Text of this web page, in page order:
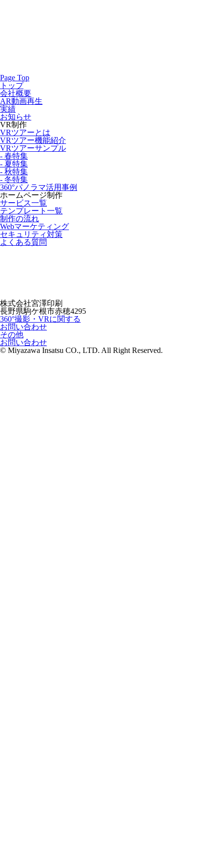
Page Top
トップ
会社概要
AR動画再生
実績
お知らせ
VR制作
VRツアーとは
VRツアー機能紹介
VRツアーサンプル
- 春特集
- 夏特集
- 秋特集
- 冬特集
360°パノラマ活用事例
ホームページ制作
サービス一覧
テンプレート一覧
制作の流れ
Webマーケティング
セキュリティ対策
よくある質問
株式会社宮澤印刷
長野県駒ケ根市赤穂4295
360°撮影・VRに関する
お問い合わせ
その他
お問い合わせ
© Miyazawa Insatsu CO., LTD. All Right Reserved.